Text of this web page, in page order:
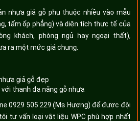
nhựa giả gỗ phụ thuộc nhiều vào mẫu
tấm ốp phẳng) và diện tích thực tế của
khách, phòng ngủ hay ngoại thất),
ra một mức giá chung.
giả gỗ đẹp
thanh đa năng gỗ nhựa
0929 505 229 (Ms Hương) để được đội
tư vấn loại vật liệu WPC phù hợp nhất